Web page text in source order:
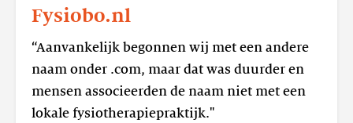
Fysiobo.nl
“Aanvankelijk begonnen wij met een andere
naam onder .com, maar dat was duurder en
mensen associeerden de naam niet met een
lokale fysiotherapiepraktijk."
meer
Fysiobo.nl